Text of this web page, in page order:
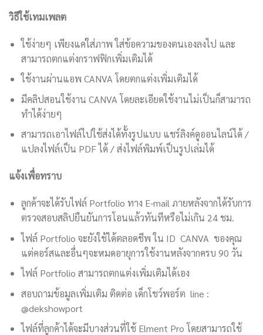
วิธีใช้เทมเพลต
ใช้ง่ายๆ เพียงแค่ใส่ภาพ ใส่ข้อความของตนเองลงไป และ
สามารถตกแต่งกราฟฟิกเพิ่มเติมได้
ใช้งานผ่านแอพ CANVA โดยตกแต่งเพิ่มเติมได้
มีคลิปสอนใช้งาน CANVA โดยละเอียดใช้งานไม่เป็นก็สามารถ
ทำได้ง่ายๆ
สามารถเอาไฟล์ไปใช้ส่งได้ทั้งรูปแบบ แชร์ลิงค์ดูออนไลน์ได้ /
แปลงไฟล์เป็น PDF ได้ / ส่งไฟล์พิมพ์เป็นรูปเล่มได้
แจ้งเพื่อทราบ
ลูกค้าจะได้รับไฟล์ Portfolio ทาง E-mail ภายหลังจากได้รับการ
ตรวจสอบสลิปยืนยันการโอนแล้วทันทีหรือไม่เกิน 24 ชม.
ไฟล์ Portfolio จะยังใช้ได้ตลอดชีพ ใน ID CANVA ของคุณ
แต่คอร์สและอื่นๆจะหมดอายุการใช้งานหลังจากครบ 90 วัน
ไฟล์ Portfolio สามารถตกแต่งเพิ่มเติมได้เอง
สอบถามข้อมูลเพิ่มเติม ติดต่อ เด็กโชว์พอร์ต line :
@dekshowport
ไฟล์ที่ลูกค้าได้จะมีบางส่วนที่ใช้ Elment Pro โดยสามารถใช้